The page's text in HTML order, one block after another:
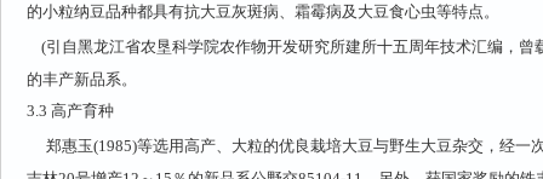
的小粒纳豆品种都具有抗大豆灰斑病、霜霉病及大豆食心虫等特点。
(引自黑龙江省农垦科学院农作物开发研究所建所十五周年技术汇编，曾
的丰产新品系。
3.3 高产育种
郑惠玉(1985)等选用高产、大粒的优良栽培大豆与野生大豆杂交，经一